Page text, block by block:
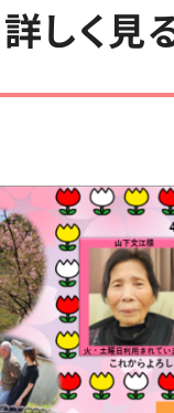
詳しく見